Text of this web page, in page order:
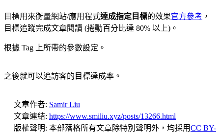
目標用來衡量網站/應用程式達成指定目標的效果官方參考 ，
目標追蹤完成文章閱讀 (捲動百分比達 80% 以上)。
根據 Tag 上所帶的參數設定。
之後就可以追訪客的目標達成率。
文章作者: Samir Liu
文章連結: https://www.smiliu.xyz/posts/13266.html
版權聲明: 本部落格所有文章除特別聲明外，均採用CC BY-